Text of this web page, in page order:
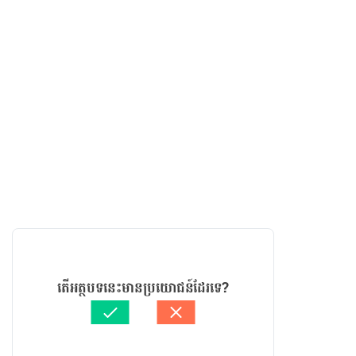
តើអត្ថបទនេះមានប្រយោជន៍ដែរទេ?